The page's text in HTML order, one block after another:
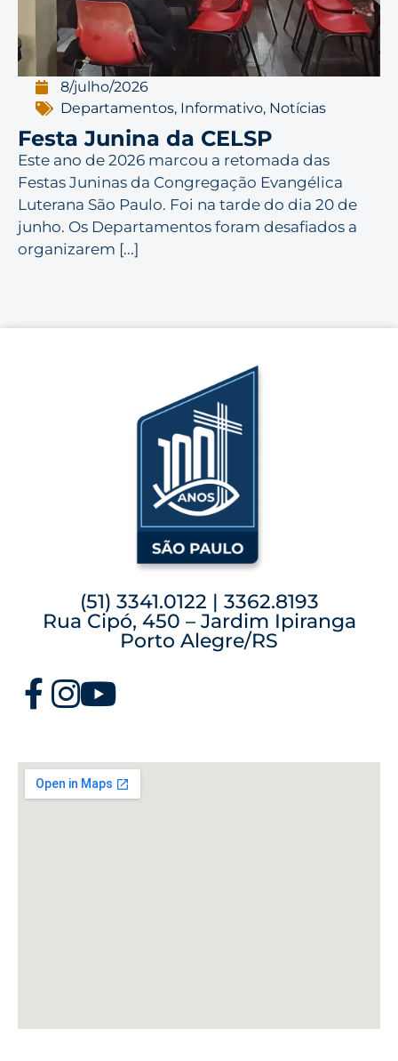
8/julho/2026
Departamentos, Informativo, Notícias
Festa Junina da CELSP
Este ano de 2026 marcou a retomada das
Festas Juninas da Congregação Evangélica
Luterana São Paulo. Foi na tarde do dia 20 de
junho. Os Departamentos foram desafiados a
organizarem [...]
(51) 3341.0122 | 3362.8193
Rua Cipó, 450 – Jardim Ipiranga
Porto Alegre/RS